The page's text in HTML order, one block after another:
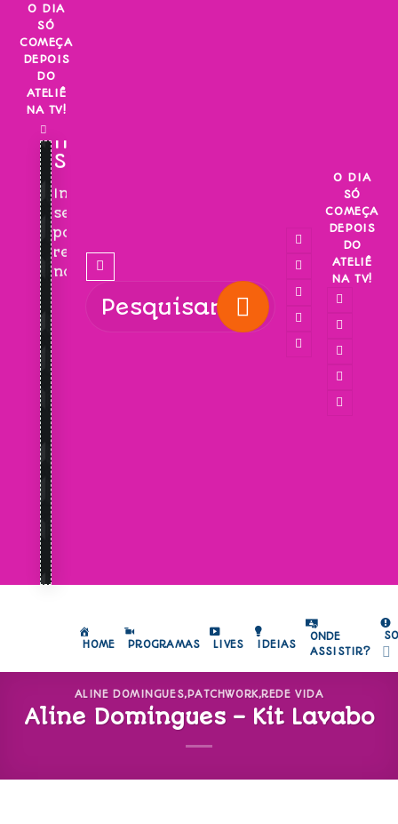
Skip
content
O DIA
SÓ
COMEÇA
DEPOIS
DO
ATELIÊ
NA TV!
INSCREVA-
SE!
Inscreva-
se
para
receber
novidades!
O DIA
SÓ
COMEÇA
DEPOIS
DO
ATELIÊ
NA TV!
HOME PROGRAMAS LIVES IDEIAS
ONDE
ASSISTIR?
ALINE DOMINGUES, PATCHWORK,REDE VIDA
Aline Domingues – Kit Lavabo